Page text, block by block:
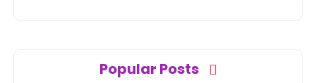
Popular Posts